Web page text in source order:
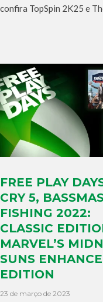
confira TopSpin 2K25 e
FREE PLAY
CRY 5,
FISHING 2022:
CLASSIC
MARVEL’S
SUNS
EDITION
23 de março de 2023